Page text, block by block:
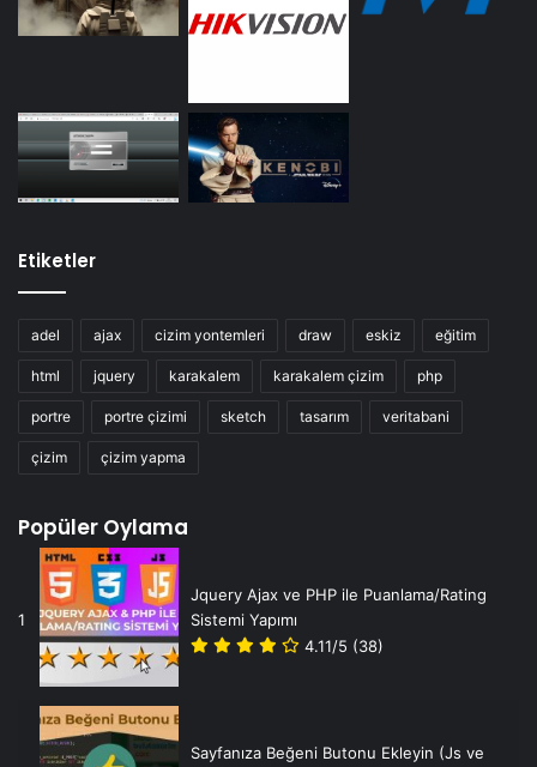
Etiketler
adel ajax cizim yontemleri draw eskiz eğitim
html jquery karakalem karakalem çizim php
portre portre çizimi sketch tasarım veritabani
çizim çizim yapma
Popüler Oylama
1
Jquery Ajax ve PHP ile Puanlama/Rating
Sistemi Yapımı
4.11/5 (38)
Sayfanıza Beğeni Butonu Ekleyin (Js ve